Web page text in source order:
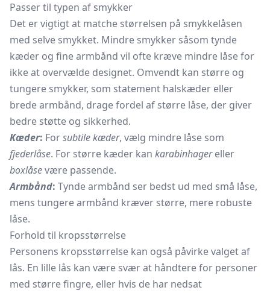
Passer til typen af smykker
Det er vigtigt at matche størrelsen på smykkelåsen
med selve smykket. Mindre smykker såsom tynde
kæder og fine armbånd vil ofte kræve mindre låse for
ikke at overvælde designet. Omvendt kan større og
tungere smykker, som statement halskæder eller
brede armbånd, drage fordel af større låse, der giver
bedre støtte og sikkerhed.
Kæder: Forsubtile kæder, vælg mindre låse som
fjederlåse. For større kæder kan karabinhagereller
boxlåsevære passende.
Armbånd: Tynde armbånd ser bedst ud med små låse,
mens tungere armbånd kræver større, mere robuste
låse.
Forhold til kropsstørrelse
Personens kropsstørrelse kan også påvirke valget af
lås. En lille lås kan være svær at håndtere for personer
med større fingre, eller hvis de har nedsat